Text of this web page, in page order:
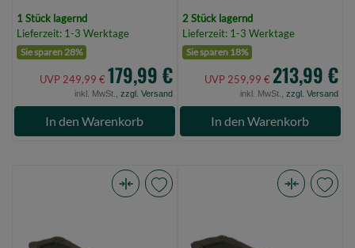
1 Stück lagernd
Lieferzeit: 1-3 Werktage
Sie sparen 28%
UVP 249,99 € 179,99 €
inkl. MwSt., zzgl. Versand
In den Warenkorb
2 Stück lagernd
Lieferzeit: 1-3 Werktage
Sie sparen 18%
UVP 259,99 € 213,99 €
inkl. MwSt., zzgl. Versand
In den Warenkorb
Relax
Relax